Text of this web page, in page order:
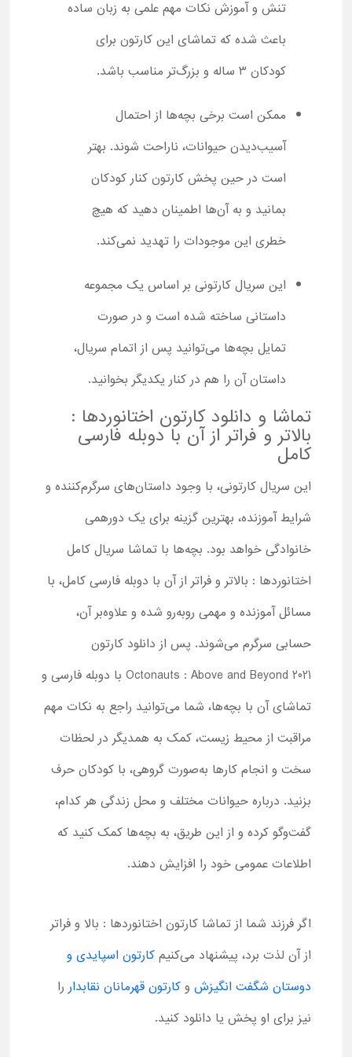
تنش و آموزش نکات مهم علمی به زبان ساده
باعث شده که تماشای این کارتون برای
کودکان 3 ساله و بزرگ‌تر مناسب باشد.
ممکن است برخی بچه‌ها از احتمال
آسیب‌دیدن حیوانات، ناراحت شوند. بهتر
است در حین پخش کارتون کنار کودکان
بمانید و به آن‌ها اطمینان دهید که هیچ
خطری این موجودات را تهدید نمی‌کند.
این سریال کارتونی بر اساس یک مجموعه
داستانی ساخته شده است و در صورت
تمایل بچه‌ها می‌توانید پس از اتمام سریال،
داستان آن را هم در کنار یکدیگر بخوانید.
تماشا و دانلود کارتون اختانوردها :
بالاتر و فراتر از آن با دوبله فارسی
کامل
این سریال کارتونی، با وجود داستان‌های سرگرم‌کننده و
شرایط آموزنده، بهترین گزینه برای یک دورهمی
خانوادگی خواهد بود. بچه‌ها با تماشا سریال کامل
اختانوردها : بالاتر و فراتر از آن با دوبله فارسی کامل، با
مسائل آموزنده و مهمی روبه‌رو شده و علاوه‌بر آن،
حسابی سرگرم می‌شوند. پس از دانلود کارتون
Octonauts : Above and Beyond 2021 با دوبله فارسی و
تماشای آن با بچه‌ها، شما می‌توانید راجع به نکات مهم
مراقبت از محیط زیست، کمک به همدیگر در لحظات
سخت و انجام کارها به‌صورت گروهی، با کودکان حرف
بزنید. درباره حیوانات مختلف و محل زندگی هر کدام،
گفت‌وگو کرده و از این طریق، به بچه‌ها کمک کنید که
اطلاعات عمومی خود را افزایش دهند.
اگر فرزند شما از تماشا کارتون اختانوردها : بالا و فراتر
از آن لذت برد، پیشنهاد می‌کنیم کارتون اسپایدی و
دوستان شگفت انگیزش و کارتون قهرمانان نقابدار را
نیز برای او پخش یا دانلود کنید.